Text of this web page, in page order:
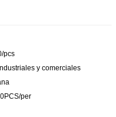
pcs
y comerciales
per